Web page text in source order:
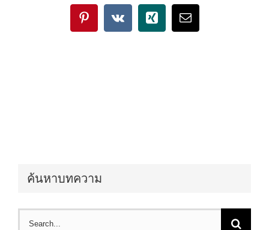
Pinterest
Vk Xing Email
ค้นหาบทความ
Search